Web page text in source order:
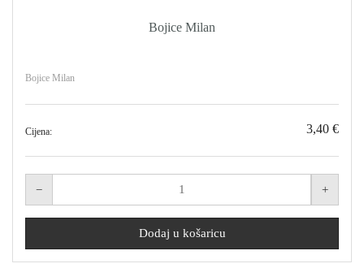
Bojice Milan
Bojice Milan
Cijena: 3,40 €